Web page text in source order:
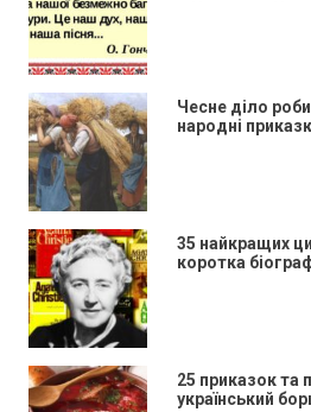
Чесне діло роби
народні
35 найкращих
коротка
25 приказок та
український